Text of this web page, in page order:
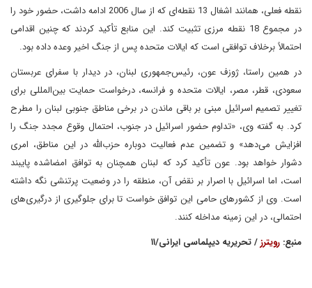
نقطه فعلی، همانند اشغال 13 نقطه‌ای که از سال 2006 ادامه داشت، حضور خود را
در مجموع 18 نقطه مرزی تثبیت کند. این منابع تأکید کردند که چنین اقدامی
احتمالاً برخلاف توافقی است که ایالات متحده پس از جنگ اخیر وعده داده بود.
در همین راستا، ژوزف عون، رئیس‌جمهوری لبنان، در دیدار با سفرای عربستان
سعودی، قطر، مصر، ایالات متحده و فرانسه، درخواست حمایت بین‌المللی برای
تغییر تصمیم اسرائیل مبنی بر باقی ماندن در برخی مناطق جنوبی لبنان را مطرح
کرد. به گفته وی، «تداوم حضور اسرائیل در جنوب، احتمال وقوع مجدد جنگ را
افزایش می‌دهد» و تضمین عدم فعالیت دوباره حزب‌الله در این مناطق، امری
دشوار خواهد بود. عون تأکید کرد که لبنان همچنان به توافق امضاشده پایبند
است، اما اسرائیل با اصرار بر نقض آن، منطقه را در وضعیت پرتنشی نگه داشته
است. وی از کشورهای حامی این توافق خواست تا برای جلوگیری از درگیری‌های
احتمالی، در این زمینه مداخله کنند.
منبع: رویترز/ تحریریه دیپلماسی ایرانی/۱۱